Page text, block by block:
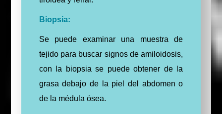
Biopsia:
Se puede examinar una muestra de
tejido para buscar signos de amiloidosis,
con la biopsia se puede obtener de la
grasa debajo de la piel del abdomen o
de la médula ósea.